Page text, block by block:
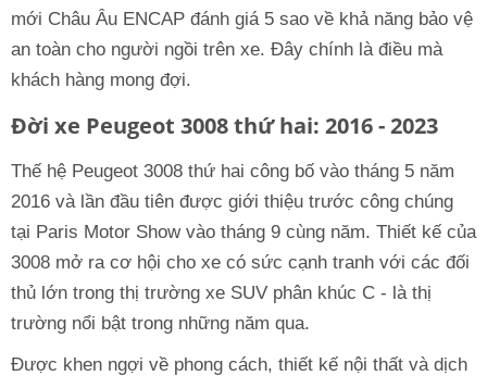
mới Châu Âu ENCAP đánh giá 5 sao về khả năng bảo vệ
an toàn cho người ngồi trên xe. Đây chính là điều mà
khách hàng mong đợi.
Đời xe Peugeot 3008 thứ hai: 2016 - 2023
Thế hệ Peugeot 3008 thứ hai công bố vào tháng 5 năm
2016 và lần đầu tiên được giới thiệu trước công chúng
tại Paris Motor Show vào tháng 9 cùng năm. Thiết kế của
3008 mở ra cơ hội cho xe có sức cạnh tranh với các đối
thủ lớn trong thị trường xe SUV phân khúc C - là thị
trường nổi bật trong những năm qua.
Được khen ngợi về phong cách, thiết kế nội thất và dịch